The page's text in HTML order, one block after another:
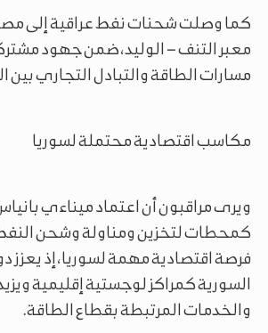
كما وصلت شحنات نفط عراقية إلى
معبر التنف – الوليد، ضمن جهود
مسارات الطاقة والتبادل التجاري بين
مكاسب اقتصادية محتملة لسوريا
ويرى مراقبون أن اعتماد ميناءي
كمحطات لتخزين ومناولة وشحن
فرصة اقتصادية مهمة لسوريا، إذ يعزز
السورية كمراكز لوجستية إقليمية
والخدمات المرتبطة بقطاع الطاقة.